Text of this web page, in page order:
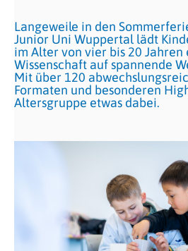
Langeweile in den
Junior Uni Wuppertal lädt
im Alter von vier bis 20 Jahren
Wissenschaft auf spannende
Mit über 120
Formaten und besonderen
Altersgruppe etwas dabei.